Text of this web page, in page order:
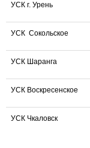
УСК г. Урень
УСК Сокольское
УСК Шаранга
УСК Воскресенское
УСК Чкаловск